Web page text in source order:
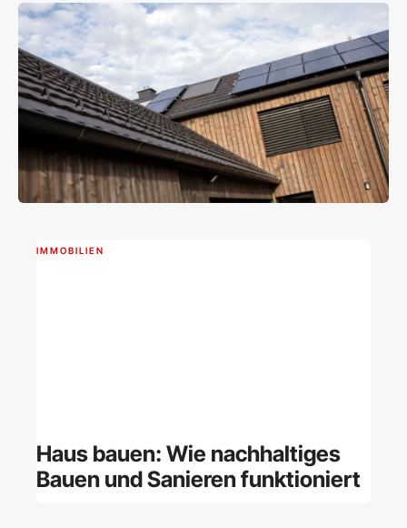
IMMOBILIEN
Haus bauen: Wie nachhaltiges
Bauen und Sanieren funktioniert